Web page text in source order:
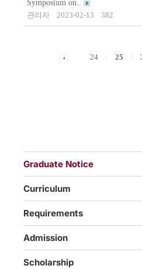
Symposium on..
관리자
2023-02-13 382
24 25
Graduate Notice
Curriculum
Requirements
Admission
Scholarship